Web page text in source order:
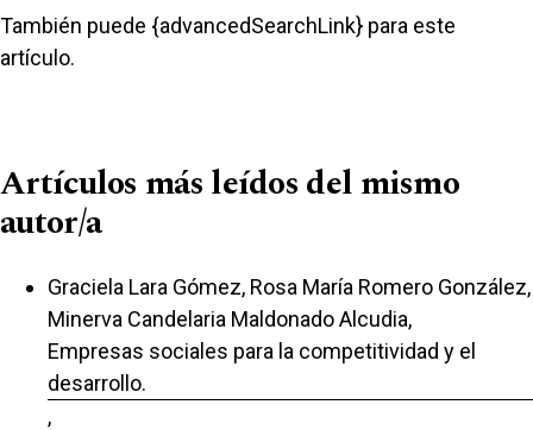
También puede {advancedSearchLink} para este
artículo.
Artículos más leídos del mismo
autor/a
Graciela Lara Gómez, Rosa María Romero González,
Minerva Candelaria Maldonado Alcudia,
Empresas sociales para la competitividad y el
desarrollo.
,